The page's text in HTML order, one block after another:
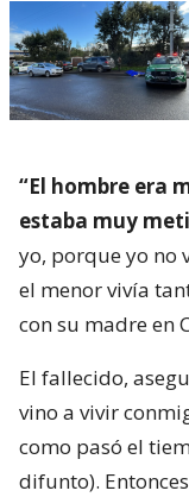
“El hombre era
estaba muy
yo, porque yo no
el menor vivía
con su madre en
El fallecido,
vino a vivir
como pasó el
difunto).